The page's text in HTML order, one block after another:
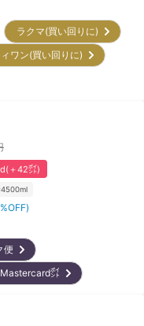
ラクマ(買い回りに)
ィワン(買い回りに)
＋42㌽)
便
Mastercard㌽